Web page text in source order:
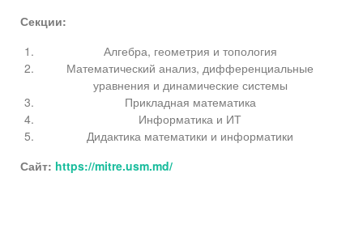
Секции:
Алгебра, геометрия и топология
Математический анализ, дифференциальные
уравнения и динамические системы
Прикладная математика
Информатика и ИТ
Дидактика математики и информатики
Сайт: https://mitre.usm.md/